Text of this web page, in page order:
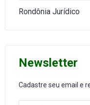
Rondônia Jurídico
Newsletter
Cadastre seu email e